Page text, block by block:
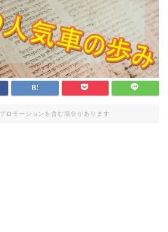
ロモーションを含む場合があります